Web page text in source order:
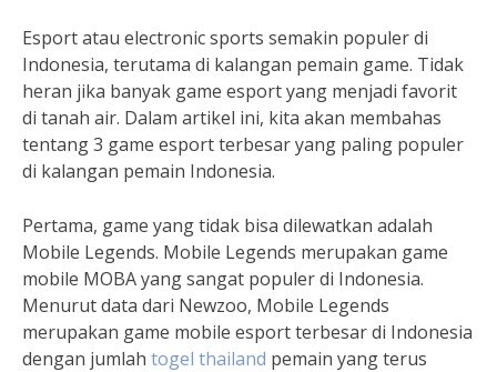
Esport atau electronic sports semakin populer di
Indonesia, terutama di kalangan pemain game. Tidak
heran jika banyak game esport yang menjadi favorit
di tanah air. Dalam artikel ini, kita akan membahas
tentang 3 game esport terbesar yang paling populer
di kalangan pemain Indonesia.
Pertama, game yang tidak bisa dilewatkan adalah
Mobile Legends. Mobile Legends merupakan game
mobile MOBA yang sangat populer di Indonesia.
Menurut data dari Newzoo, Mobile Legends
merupakan game mobile esport terbesar di Indonesia
dengan jumlah togel thailand pemain yang terus